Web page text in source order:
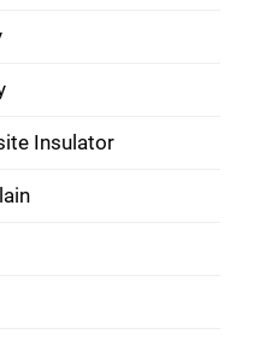
Insulator